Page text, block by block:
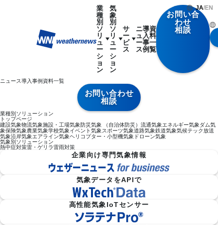
業
種
別
ソ
リ
ュ
ー
シ
ョ
ン
気
象
別
ソ
リ
ュ
ー
シ
ョ
ン
サ
ー
ビ
ス
ニ
ュ
ー
ス
導
入
事
例
資
料
一
覧
お問い合
わせ
相談
ニュース導入事例資料一覧
お問い合わせ
相談
業種別ソリューション
トップページ
建設気象物流気象施設・工場気象防災気象 （自治体防災） 流通気象エネルギー気象ダム気
象保険気象農業気象学校気象イベント気象スポーツ気象道路気象鉄道気象気候テック放送
気象沿岸気象エアライン気象ヘリコプター・小型機気象 ドローン気象
気象別ソリューション
熱中症対策雷・ゲリラ雷雨対策
企業向け専門気象情報
気象データをAPIで
高性能気象IoTセンサー
JA/EN